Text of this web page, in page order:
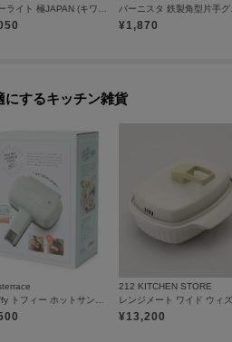
¥1,870
にするキッチン雑貨
◆Toffy トフィー ホットサンドメーカー ハーフ
212 KITCHEN STORE
¥13,200